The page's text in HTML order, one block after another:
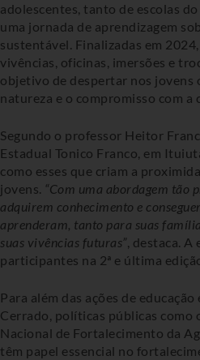
adolescentes, tanto de escolas
uma jornada de aprendizagem
sustentável. Finalizadas em
vivências, oficinas, imersões e
objetivo de despertar nos jovens
natureza e o compromisso com a
Segundo o professor Heitor
Estadual Tonico Franco, em
como esses que criam a
jovens. “Com uma abordagem tão
adquirem conhecimento e
aprenderam, tanto para suas
suas vivências futuras”, destaca. A
participantes na 2ª e última
Para além das ações de
Cerrado, políticas públicas como
Nacional de Fortalecimento da
têm papel essencial no